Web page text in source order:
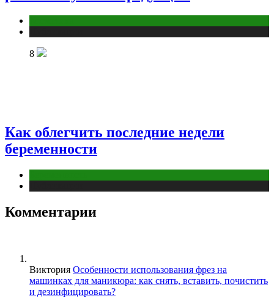
8
Как облегчить последние недели
беременности
Комментарии
Виктория Особенности использования фрез на
машинках для маникюра: как снять, вставить, почистить
и дезинфицировать?